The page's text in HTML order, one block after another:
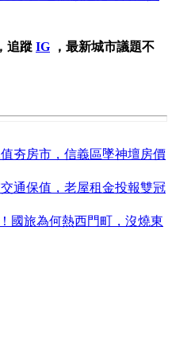
追蹤 IG ，最新城市議題不
夯房市，信義區墜神壇房價
通保值，老屋租金投報雙冠
國旅為何熱西門町，沒燒東